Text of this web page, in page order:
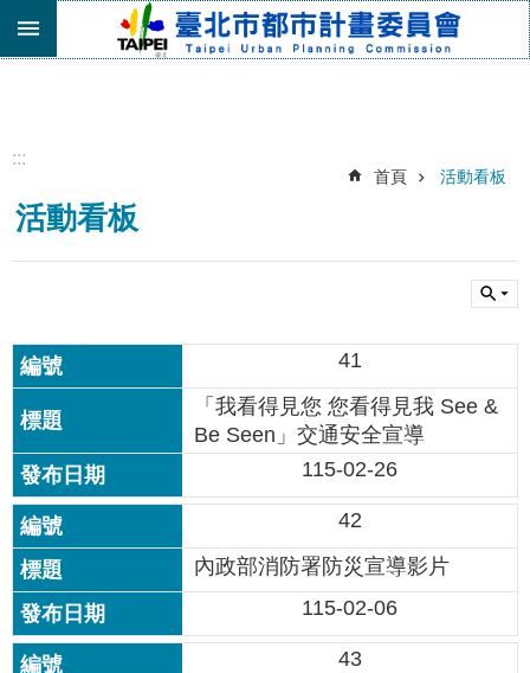
跳到主要內容區塊
關
介
紹
計
畫
委
員
會
專
區
國
土
計
畫
審
:::
首頁 活動看板
活動看板
41
「我看得見您 您看得見我 See &
Be Seen」交通安全宣導
115-02-26
42
內政部消防署防災宣導影片
115-02-06
43